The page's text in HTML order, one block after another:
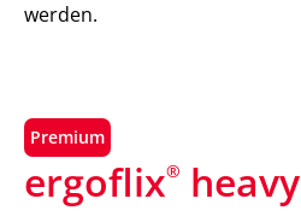
Premium
ergoflix® heavy
werden.